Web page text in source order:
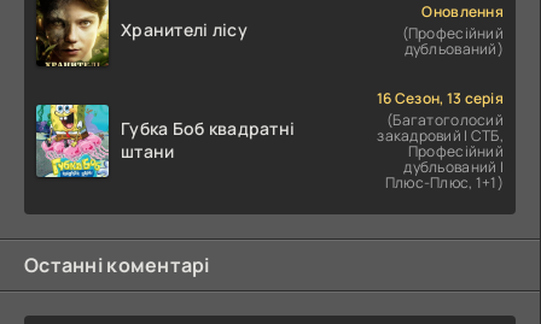
Хранителі лісу
Оновлення
(Професійний
дубльований)
Губка Боб квадратні
штани
16 Сезон, 13 серія
(Багатоголосий
закадровий | СТБ,
Професійний
дубльований |
Плюс-Плюс, 1+1)
Останні коментарі